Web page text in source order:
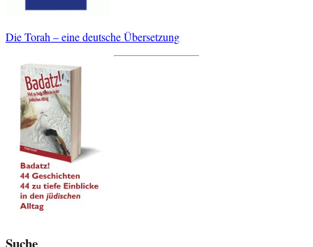
Die Torah – eine deutsche Übersetzung
Suche